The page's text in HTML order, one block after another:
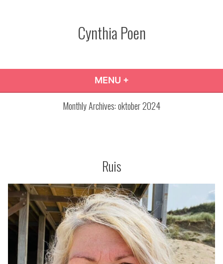
Cynthia Poen
MENU +
Monthly Archives:oktober 2024
Ruis